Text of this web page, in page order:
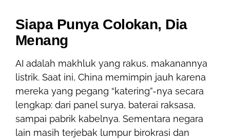
Siapa Punya Colokan, Dia
Menang
AI adalah makhluk yang rakus, makanannya
listrik. Saat ini, China memimpin jauh karena
mereka yang pegang “katering”-nya secara
lengkap: dari panel surya, baterai raksasa,
sampai pabrik kabelnya. Sementara negara
lain masih terjebak lumpur birokrasi dan